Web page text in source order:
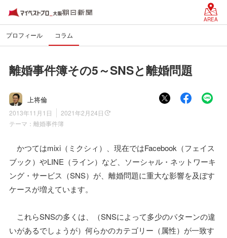
AREA
プロフィール コラム
離婚事件簿その5～SNSと離婚問題
上将倫
2013年11月1日
2021年2月24日
テーマ： 離婚事件簿
かつてはmixi（ミクシィ）、現在ではFacebook（フェイス
ブック）やLINE（ライン）など、ソーシャル・ネットワーキ
ング・サービス（SNS）が、離婚問題に重大な影響を及ぼす
ケースが増えています。
これらSNSの多くは、（SNSによって多少のパターンの違
いがあるでしょうが）何らかのカテゴリー（属性）が一致す